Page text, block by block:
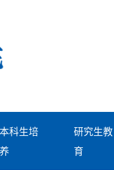
本科生培
养
研究生教
育